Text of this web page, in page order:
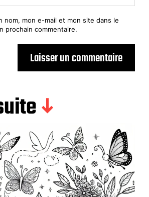
nom, mon e-mail et mon site dans le
prochain commentaire.